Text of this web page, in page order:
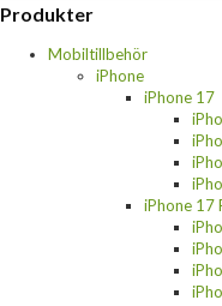
Produkter
Mobiltillbehör
iPhone
iPhone 17
iPhone 17